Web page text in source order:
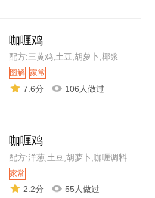
咖喱鸡
配方:三黄鸡,土豆,胡萝卜,椰浆
图解 家常
7.6分 106人做过
咖喱鸡
配方:洋葱,土豆,胡萝卜,咖喱调料
家常
2.2分 55人做过